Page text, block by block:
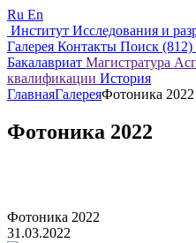
Ru En
Институт Исследования и
Галерея Контакты Поиск (812)
Бакалавриат Магистратура
квалификации История
ГлавнаяГалереяФотоника 2022
Фотоника 2022
Фотоника 2022
31.03.2022